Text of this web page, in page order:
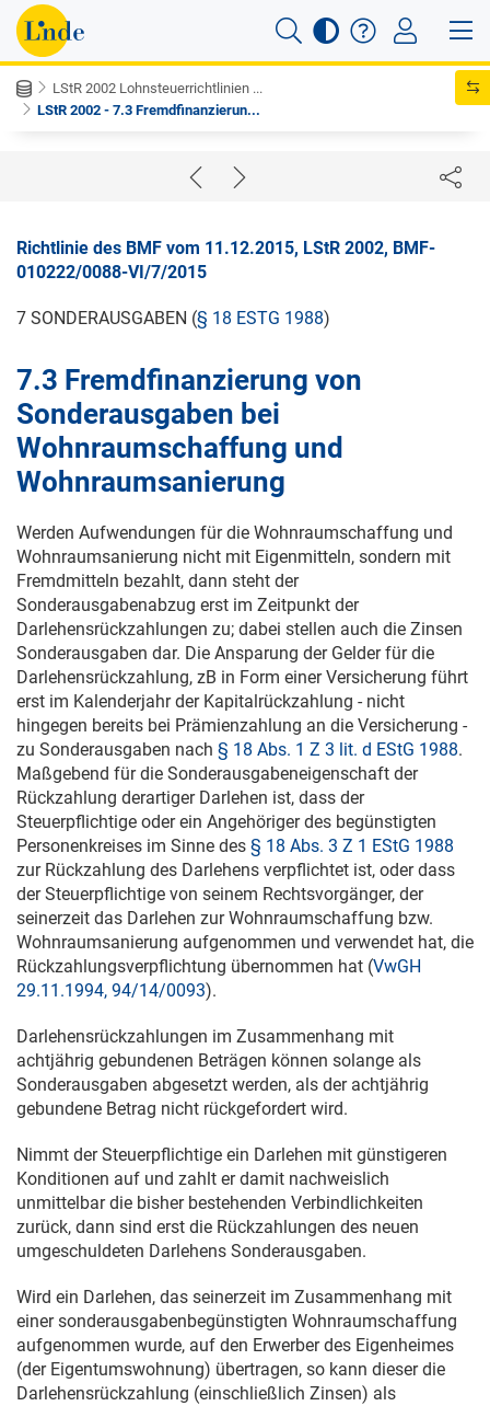
LStR 2002 Lohnsteuerrichtlinien ...
LStR 2002 - 7.3 Fremdfinanzierun...
Richtlinie des BMF vom 11.12.2015, LStR 2002, BMF-
010222/0088-VI/7/2015
7 SONDERAUSGABEN (§ 18 ESTG 1988)
7.3 Fremdfinanzierung von
Sonderausgaben bei
Wohnraumschaffung und
Wohnraumsanierung
Werden Aufwendungen für die Wohnraumschaffung und
Wohnraumsanierung nicht mit Eigenmitteln, sondern mit
Fremdmitteln bezahlt, dann steht der
Sonderausgabenabzug erst im Zeitpunkt der
Darlehensrückzahlungen zu; dabei stellen auch die Zinsen
Sonderausgaben dar. Die Ansparung der Gelder für die
Darlehensrückzahlung, zB in Form einer Versicherung führt
erst im Kalenderjahr der Kapitalrückzahlung - nicht
hingegen bereits bei Prämienzahlung an die Versicherung -
zu Sonderausgaben nach § 18 Abs. 1 Z 3 lit. d EStG 1988.
Maßgebend für die Sonderausgabeneigenschaft der
Rückzahlung derartiger Darlehen ist, dass der
Steuerpflichtige oder ein Angehöriger des begünstigten
Personenkreises im Sinne des § 18 Abs. 3 Z 1 EStG 1988
zur Rückzahlung des Darlehens verpflichtet ist, oder dass
der Steuerpflichtige von seinem Rechtsvorgänger, der
seinerzeit das Darlehen zur Wohnraumschaffung bzw.
Wohnraumsanierung aufgenommen und verwendet hat, die
Rückzahlungsverpflichtung übernommen hat (VwGH
29.11.1994, 94/14/0093).
Darlehensrückzahlungen im Zusammenhang mit
achtjährig gebundenen Beträgen können solange als
Sonderausgaben abgesetzt werden, als der achtjährig
gebundene Betrag nicht rückgefordert wird.
Nimmt der Steuerpflichtige ein Darlehen mit günstigeren
Konditionen auf und zahlt er damit nachweislich
unmittelbar die bisher bestehenden Verbindlichkeiten
zurück, dann sind erst die Rückzahlungen des neuen
umgeschuldeten Darlehens Sonderausgaben.
Wird ein Darlehen, das seinerzeit im Zusammenhang mit
einer sonderausgabenbegünstigten Wohnraumschaffung
aufgenommen wurde, auf den Erwerber des Eigenheimes
(der Eigentumswohnung) übertragen, so kann dieser die
Darlehensrückzahlung (einschließlich Zinsen) als